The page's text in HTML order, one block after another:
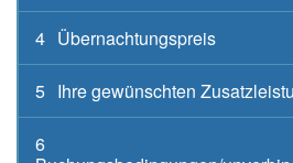
4 Übernachtungspreis
5 Ihre gewünschten
6